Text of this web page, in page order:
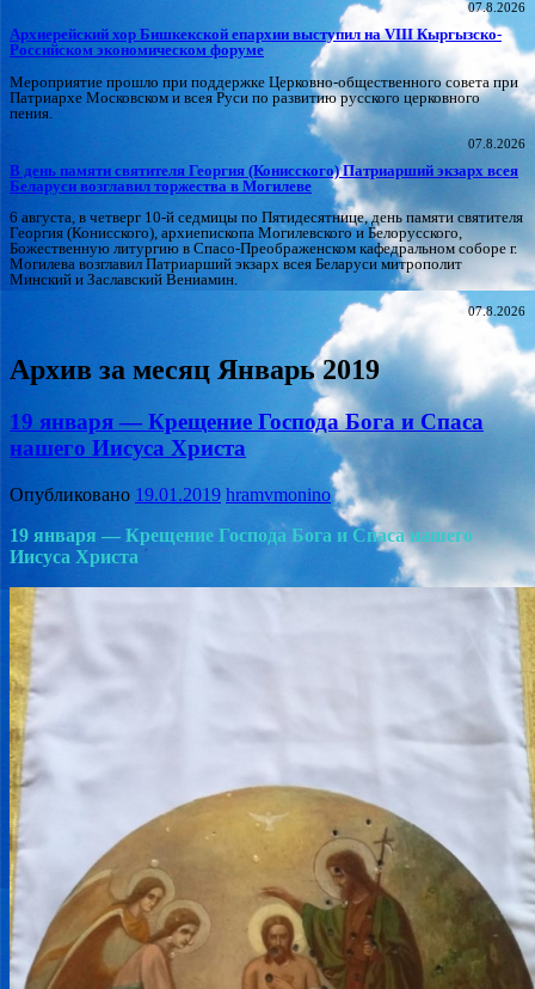
07.8.2026
Архиерейский хор Бишкекской епархии выступил на VIII Кыргызско-
Российском экономическом форуме
Мероприятие прошло при поддержке Церковно-общественного совета при
Патриархе Московском и всея Руси по развитию русского церковного
пения.
07.8.2026
В день памяти святителя Георгия (Конисского) Патриарший экзарх всея
Беларуси возглавил торжества в Могилеве
6 августа, в четверг 10-й седмицы по Пятидесятнице, день памяти святителя
Георгия (Конисского), архиепископа Могилевского и Белорусского,
Божественную литургию в Спасо-Преображенском кафедральном соборе г.
Могилева возглавил Патриарший экзарх всея Беларуси митрополит
Минский и Заславский Вениамин.
07.8.2026
Архив за месяц Январь 2019
19 января — Крещение Господа Бога и Спаса
нашего Иисуса Христа
Опубликовано 19.01.2019 hramvmonino
19 января — Крещение Господа Бога и Спаса нашего
Иисуса Христа